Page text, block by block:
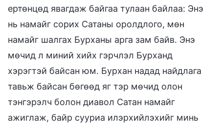
ертөнцөд явагдаж байгаа тулаан байлаа: Энэ
нь намайг сорих Сатаны оролдлого, мөн
намайг шалгах Бурханы арга зам байв. Энэ
мөчид л миний хийх гэрчлэл Бурханд
хэрэгтэй байсан юм. Бурхан надад найдлага
тавьж байсан бөгөөд яг тэр мөчид олон
тэнгэрэлч болон диавол Сатан намайг
ажиглаж, байр сууриа илэрхийлэхийг минь